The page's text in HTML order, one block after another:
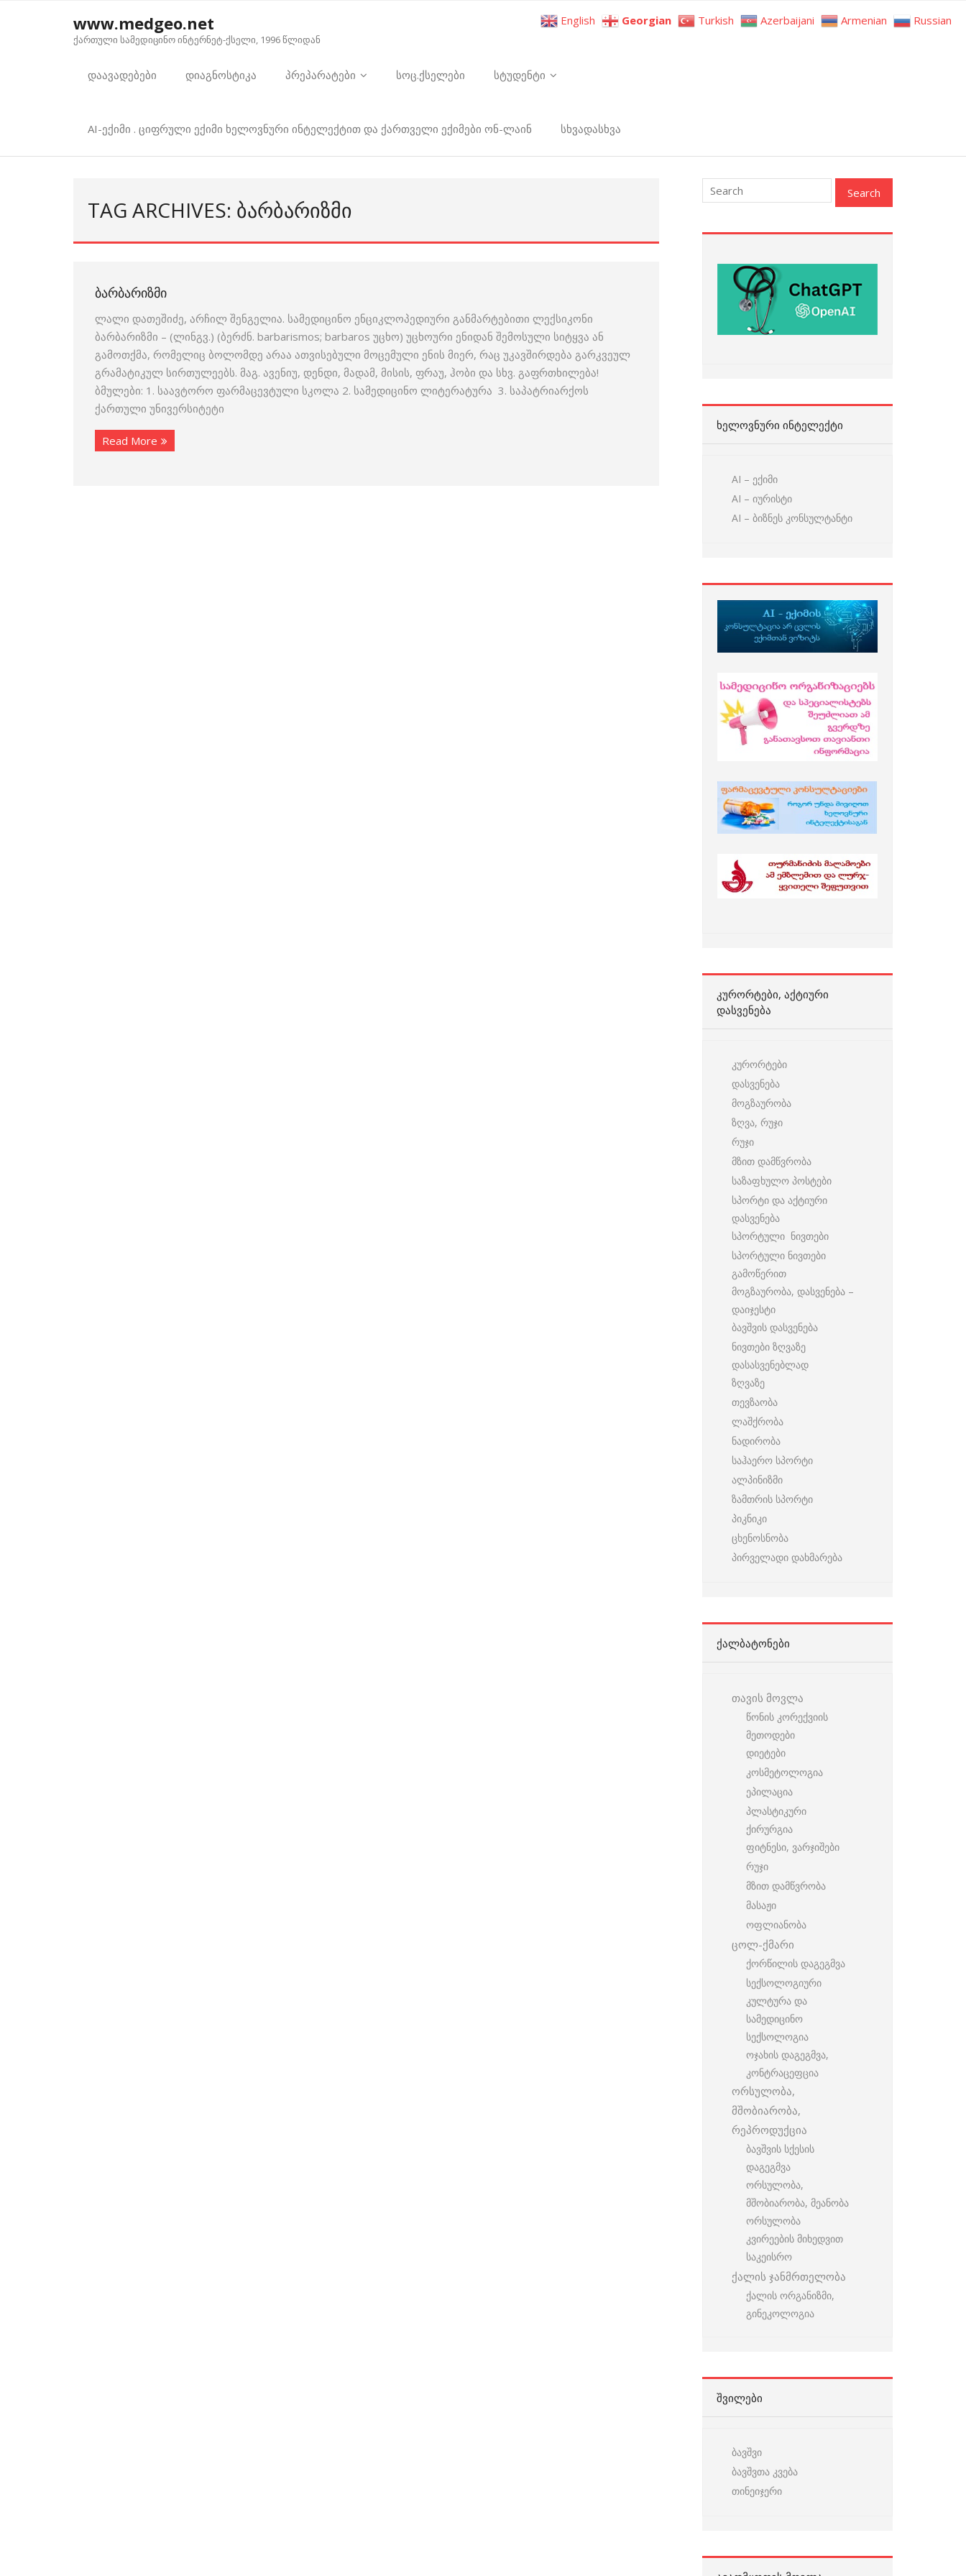
www.medgeo.net
ქართული სამედიცინო ინტერნეტ-ქსელი, 1996 წლიდან
დაავადებები დიაგნოსტიკა პრეპარატები სოც.ქსელები სტუდენტი
AI-ექიმი . ციფრული ექიმი ხელოვნური ინტელექტით და ქართველი ექიმები ონ-ლაინ სხვადასხვა
TAG ARCHIVES: ᲑᲐᲠᲑᲐᲠᲘᲖᲛᲘ
ᲑᲐᲠᲑᲐᲠᲘᲖᲛᲘ
ლალი დათეშიძე, არჩილ შენგელია. სამედიცინო ენციკლოპედიური განმარტებითი ლექსიკონი
ბარბარიზმი – (ლინგვ.) (ბერძნ. barbarismos; barbaros უცხო) უცხოური ენიდან შემოსული სიტყვა ან
გამოთქმა, რომელიც ბოლომდე არაა ათვისებული მოცემული ენის მიერ, რაც უკავშირდება გარკვეულ
გრამატიკულ სირთულეებს. მაგ. ავენიუ, დენდი, მადამ, მისის, ფრაუ, ჰობი და სხვ. გაფრთხილება!
ბმულები: 1. საავტორო ფარმაცევტული სკოლა 2. სამედიცინო ლიტერატურა 3. საპატრიარქოს
ქართული უნივერსიტეტი
Read More
ᲮᲔᲚᲝᲕᲜᲣᲠᲘ ᲘᲜᲢᲔᲚᲔᲥᲢᲘ
AI – ექიმი
AI – იურისტი
AI – ბიზნეს კონსულტანტი
ᲙᲣᲠᲝᲠᲢᲔᲑᲘ, ᲐᲥᲢᲘᲣᲠᲘ
ᲓᲐᲡᲕᲔᲜᲔᲑᲐ
კურორტები
დასვენება
მოგზაურობა
ზღვა, რუჯი
რუჯი
მზით დამწვრობა
საზაფხულო პოსტები
სპორტი და აქტიური
დასვენება
სპორტული ნივთები
სპორტული ნივთები
გამოწერით
მოგზაურობა, დასვენება –
დაიჯესტი
ბავშვის დასვენება
ნივთები ზღვაზე
დასასვენებლად
ზღვაზე
თევზაობა
ლაშქრობა
ნადირობა
საჰაერო სპორტი
ალპინიზმი
ზამთრის სპორტი
პიკნიკი
ცხენოსნობა
პირველადი დახმარება
ᲥᲐᲚᲑᲐᲢᲝᲜᲔᲑᲘ
თავის მოვლა
წონის კორექვიის
მეთოდები
დიეტები
კოსმეტოლოგია
ეპილაცია
პლასტიკური
ქირურგია
ფიტნესი, ვარჯიშები
რუჯი
მზით დამწვრობა
მასაჟი
ოფლიანობა
ცოლ-ქმარი
ქორწილის დაგეგმვა
სექსოლოგიური
კულტურა და
სამედიცინო
სექსოლოგია
ოჯახის დაგეგმვა,
კონტრაცეფცია
ორსულობა,
მშობიარობა,
რეპროდუქცია
ბავშვის სქესის
დაგეგმვა
ორსულობა,
მშობიარობა, მეანობა
ორსულობა
კვირეების მიხედვით
საკეისრო
ქალის ჯანმრთელობა
ქალის ორგანიზმი,
გინეკოლოგია
ᲨᲕᲘᲚᲔᲑᲘ
ბავშვი
ბავშვთა კვება
თინეიჯერი
English Georgian Turkish Azerbaijani Armenian Russian